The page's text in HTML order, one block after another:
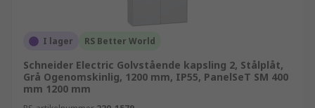
I lager RS Better World
Schneider Electric Golvstående kapsling 2, Stålplåt,
Grå Ogenomskinlig, 1200 mm, IP55, PanelSeT SM 400
mm 1200 mm